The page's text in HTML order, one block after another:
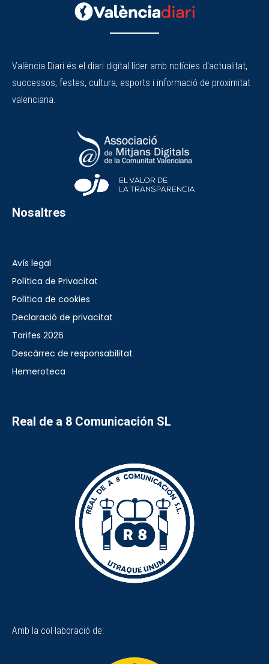
València Diari és el diari digital líder amb notícies d'actualitat,
successos, festes, cultura, esports i informació de proximitat
valenciana.
Nosaltres
Avís legal
Política de Privacitat
Política de cookies
Declaració de privacitat
Tarifes 2026
Descàrrec de responsabilitat
Hemeroteca
Real de a 8 Comunicación SL
Amb la col·laboració de: